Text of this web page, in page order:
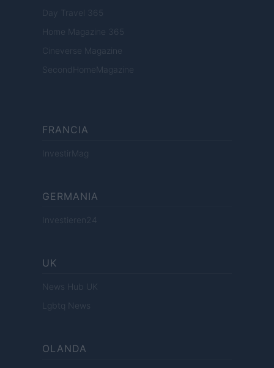
Day Travel 365
Home Magazine 365
Cineverse Magazine
SecondHomeMagazine
FRANCIA
InvestirMag
GERMANIA
Investieren24
UK
News Hub UK
Lgbtq News
OLANDA